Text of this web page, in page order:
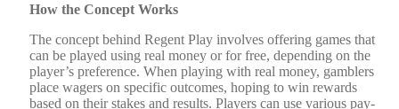
How the Con­cept Works
The con­cept behind Regent Play involves offer­ing games that
can be played using real mon­ey or for free, depend­ing on the
player’s pref­er­ence. When play­ing with real mon­ey, gam­blers
place wagers on spe­cif­ic out­comes, hop­ing to win rewards
based on their stakes and results. Play­ers can use var­i­ous pay­